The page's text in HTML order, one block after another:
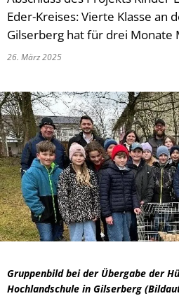
Eder-Kreises: Vierte Klasse an
Gilserberg hat für drei Monate
26. März 2025
Gruppenbild bei der Übergabe der
Hochlandschule in Gilserberg